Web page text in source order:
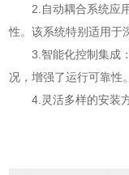
2.自动耦合系统应用
性。该系统特别适用于
3.智能化控制集成：
况，增强了运行可靠性
4.灵活多样的安装方